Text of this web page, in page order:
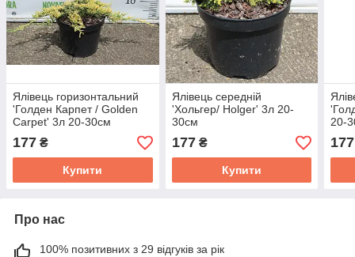
Ялівець горизонтальний
'Голден Карпет / Golden
Carpet' 3л 20-30см
177 ₴
Купити
Ялівець середній
'Хольгер/ Holger' 3л 20-
30см
177₴
Купити
20-
177
Про нас
100% позитивних з 29 відгуків за рік